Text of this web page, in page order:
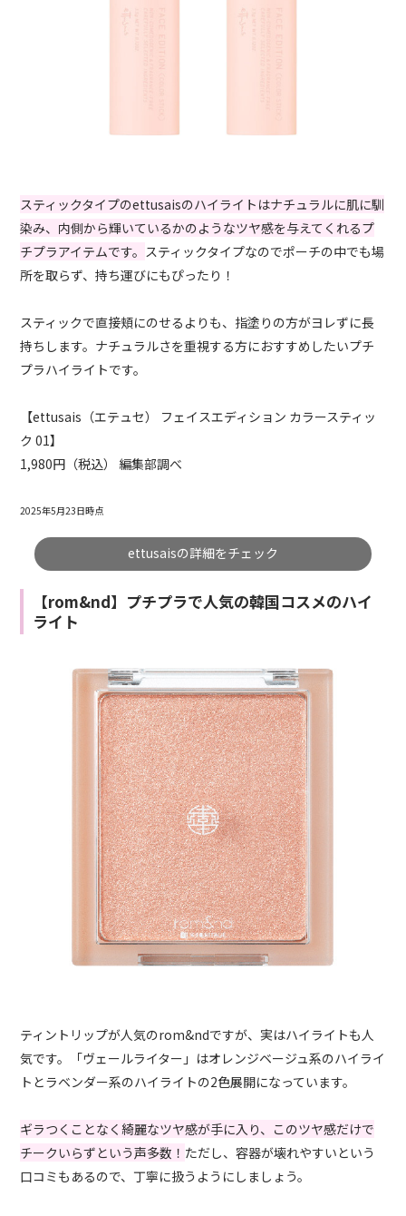
スティックタイプのettusaisのハイライトはナチュラルに肌に馴
染み、内側から輝いているかのようなツヤ感を与えてくれるプ
チプラアイテムです。 スティックタイプなのでポーチの中でも場
所を取らず、持ち運びにもぴったり！
スティックで直接頬にのせるよりも、指塗りの方がヨレずに長
持ちします。ナチュラルさを重視する方におすすめしたいプチ
プラハイライトです。
【ettusais（エテュセ） フェイスエディション カラースティッ
ク 01】
1,980円（税込） 編集部調べ
2025年5月23日時点
ettusaisの詳細をチェック
【rom&nd】プチプラで人気の韓国コスメのハイ
ライト
ティントリップが人気のrom&ndですが、実はハイライトも人
気です。「ヴェールライター」はオレンジベージュ系のハイライ
トとラベンダー系のハイライトの2色展開になっています。
ギラつくことなく綺麗なツヤ感が手に入り、このツヤ感だけで
チークいらずという声多数！ ただし、容器が壊れやすいという
口コミもあるので、丁寧に扱うようにしましょう。